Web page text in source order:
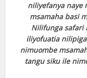
niliyefanya naye
msamaha basi
Nilifunga safari
iliyofuatia
nimuombe
tangu siku ile